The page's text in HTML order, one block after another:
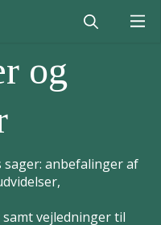
og
sager: anbefalinger af
vejledninger til